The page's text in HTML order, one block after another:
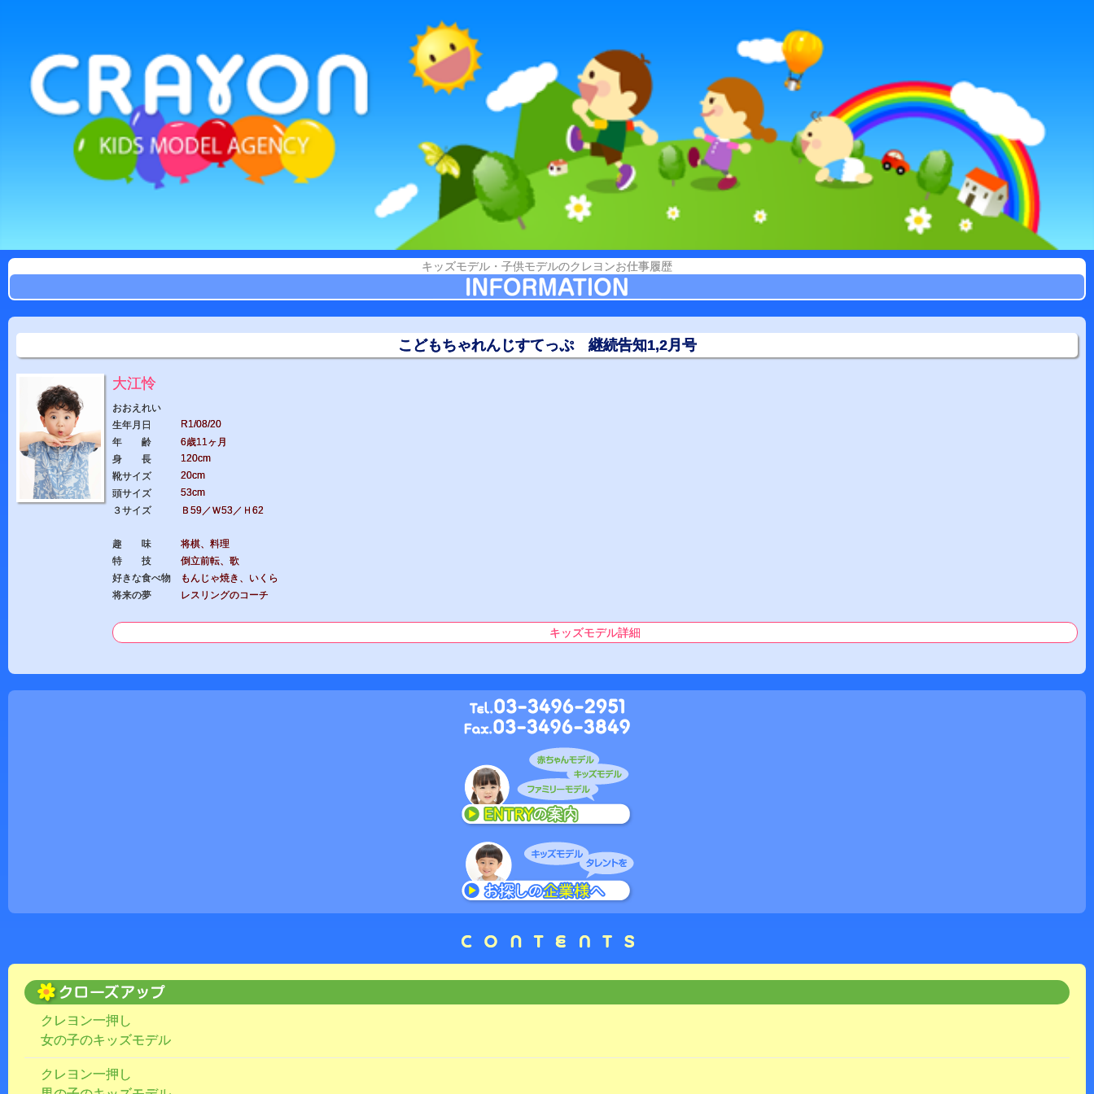
キッズモデル・子供モデルのクレヨンお仕事履歴
こどもちゃれんじすてっぷ 継続告知1,2月号
大江怜
おおえれい
生年月日
R1/08/20
年 齢
6歳11ヶ月
身 長
120cm
靴サイズ
20cm
頭サイズ
53cm
３サイズ
Ｂ59／Ｗ53／Ｈ62
趣 味
将棋、料理
特 技
倒立前転、歌
好きな食べ物
もんじゃ焼き、いくら
将来の夢
レスリングのコーチ
キッズモデル詳細
クレヨン一押し
女の子のキッズモデル
クレヨン一押し